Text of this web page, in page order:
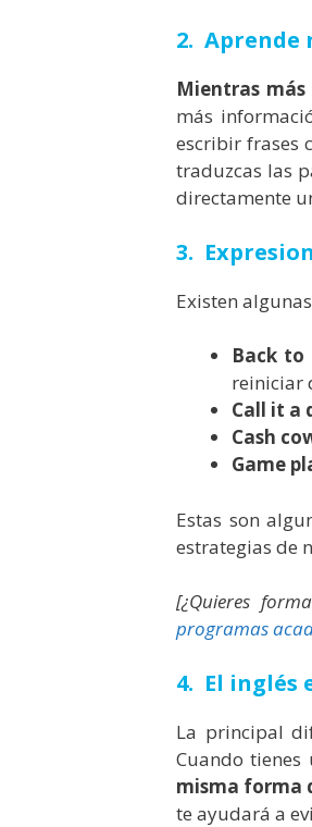
2. Aprende
Mientras
más
escribir frases
traduzcas las
directamente
3.
Existen
Back to
reiniciar
Call it a
Cash
Game
Estas son
estrategias de
[¿Quieres
programas
4. El inglés
La principal
Cuando tienes
misma forma
te ayudará a